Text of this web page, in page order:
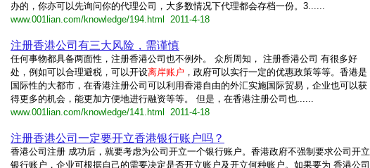
办的，你亦可以先询问你的代理公司，大多数情况下代理都会存档一份。3......
www.001lian.com/knowledge/194.html 2011-4-18
注册香港公司有三大风险，需谨慎
任何事物都具备两面性，注册香港公司也不例外。 众所周知， 注册香港公司 有很多好
处，例如可以合理避税，可以开设离岸账户 ，政府可以实行一定的优惠政策等等。香港是
国际性的大都市，在香港注册公司可以利用香港自由的外汇实施国际贸易，企业也可以获
得更多的机会，能更加方便地进行融资等等。 但是，在香港注册公司也......
www.001lian.com/knowledge/141.html 2011-4-18
注册香港公司一定要开立香港银行账户吗？
香港公司注册 成功后，就要考虑为公司开立一个银行账户。香港政府不强制要求公司开立
银行账户，企业可根据自己的需要决定是否开立账户及开立何种账户。如果要为 香港公司